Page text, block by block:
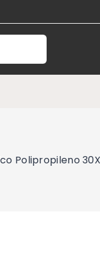
Polipropileno